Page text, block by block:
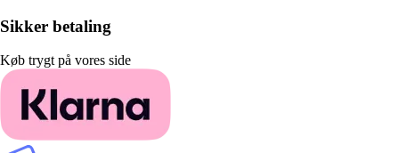
Sikker betaling
Køb trygt på vores side